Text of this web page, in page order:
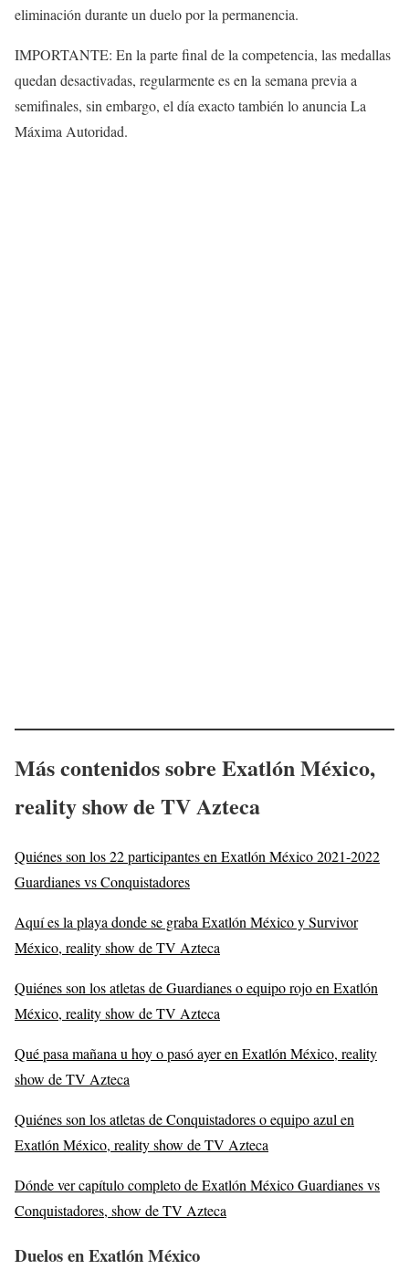
eliminación durante un duelo por la permanencia.
IMPORTANTE: En la parte final de la competencia, las medallas
quedan desactivadas, regularmente es en la semana previa a
semifinales, sin embargo, el día exacto también lo anuncia La
Máxima Autoridad.
Más contenidos sobre Exatlón México,
reality show de TV Azteca
Quiénes son los 22 participantes en Exatlón México 2021-2022
Guardianes vs Conquistadores
Aquí es la playa donde se graba Exatlón México y Survivor
México, reality show de TV Azteca
Quiénes son los atletas de Guardianes o equipo rojo en Exatlón
México, reality show de TV Azteca
Qué pasa mañana u hoy o pasó ayer en Exatlón México, reality
show de TV Azteca
Quiénes son los atletas de Conquistadores o equipo azul en
Exatlón México, reality show de TV Azteca
Dónde ver capítulo completo de Exatlón México Guardianes vs
Conquistadores, show de TV Azteca
Duelos en Exatlón México